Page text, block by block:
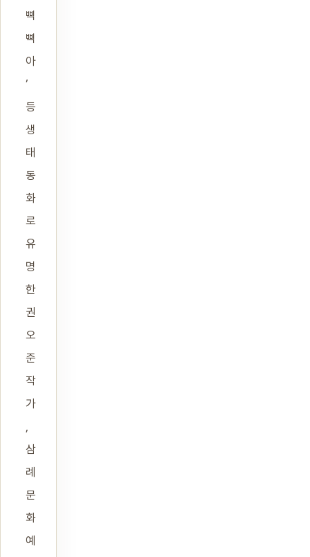
삑
삑
아
’
등
생
태
동
화
로
유
명
한
권
오
준
작
가
삼
례
문
화
예